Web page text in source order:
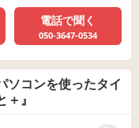
電話で聞く
050-3647-0534
ソコンを使ったタイ
』